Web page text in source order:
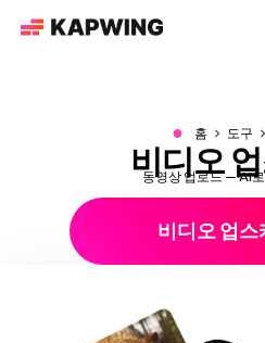
● 홈 도구
비디오
동영상 업로드 — AI
비디오 업스